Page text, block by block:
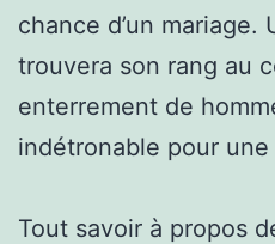
chance d’un
trouvera son rang au
enterrement de
indétronable pour
Tout savoir à propos